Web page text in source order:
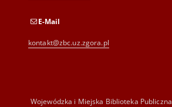
E-Mail
kontakt@zbc.uz.zgora.pl
Wojewódzka i Miejska Biblioteka Publiczna